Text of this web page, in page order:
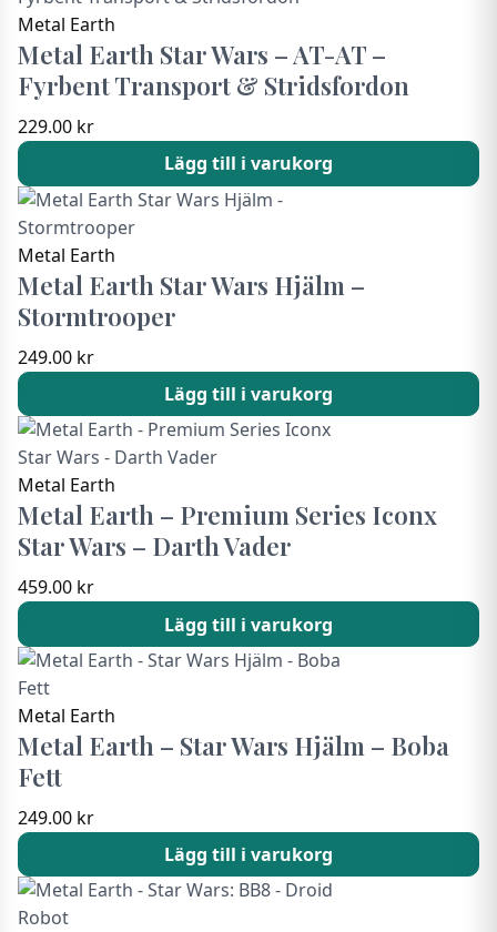
Metal Earth
Metal Earth Star Wars – AT-AT –
Fyrbent Transport & Stridsfordon
229.00 kr
Lägg till i varukorg
Metal Earth
Metal Earth Star Wars Hjälm –
Stormtrooper
249.00 kr
Lägg till i varukorg
Metal Earth
Metal Earth – Premium Series Iconx
Star Wars – Darth Vader
459.00 kr
Lägg till i varukorg
Metal Earth
Metal Earth – Star Wars Hjälm – Boba
Fett
249.00 kr
Lägg till i varukorg